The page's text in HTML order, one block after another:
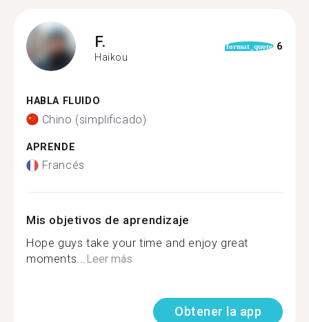
F.
Haikou
format_quote 6
HABLA FLUIDO
Chino (simplificado)
APRENDE
Francés
Mis objetivos de aprendizaje
Hope guys take your time and enjoy great
moments...Leer más
Obtener la app